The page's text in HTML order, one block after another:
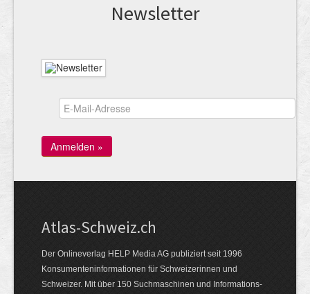
News­letter
Atlas-Schweiz.ch
Der Onlineverlag HELP Media AG publiziert seit 1996
Konsumenten­infor­mationen für Schwei­zerinnen und
Schweizer. Mit über 150 Such­ma­schinen und Infor­mations­